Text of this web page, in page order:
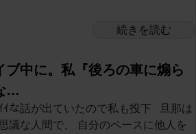
続きを読む
ブ中に。私『後ろの車に煽ら
…
ｲな話が出ていたので私も投下 旦那は
議な人間で、 自分のペースに他人を